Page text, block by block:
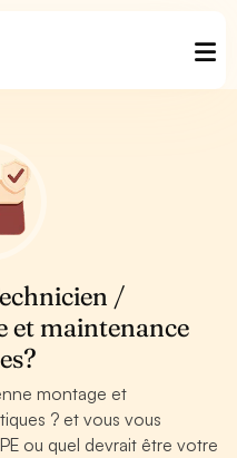
/
et maintenance
montage et
? et vous vous
ou quel devrait être votre